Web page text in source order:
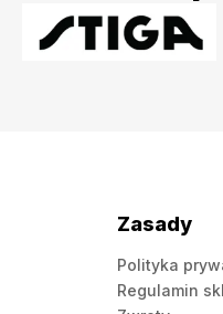
Zasady
Polityka
Regulamin